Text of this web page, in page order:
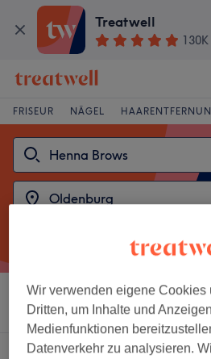
Treatwell
130K
FRISEUR NÄGEL
Sortieren nach Beliebiger Preis
2 Salons die anbieten:henna brows in der
Wir verwenden eigene Cookies
Dritten, um Inhalte und
Medienfunktionen
Datenverkehr zu analysieren.